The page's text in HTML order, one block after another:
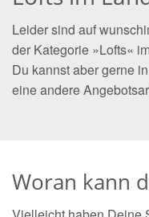
Leider sind auf
der Kategorie »Lofts«
Du kannst aber gerne
eine andere
Woran kann